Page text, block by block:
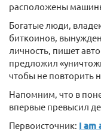
расположены
Богатые люди,
биткоинов,
личность, пишет
предложил
чтобы не повторить
Напомним, что в
впервые превысил
Первоисточник: I am